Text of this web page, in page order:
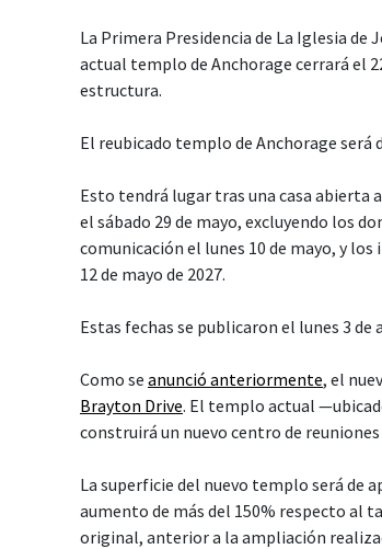
La Primera Presidencia de La Iglesia de
actual templo de Anchorage cerrará el
estructura.
El reubicado templo de Anchorage será
Esto tendrá lugar tras una casa abierta
el sábado 29 de mayo, excluyendo los
comunicación el lunes 10 de mayo, y
12 de mayo de 2027.
Estas fechas se publicaron el lunes 3 de
Como se anunció anteriormente, el
Brayton Drive. El templo actual
construirá un nuevo centro de
La superficie del nuevo templo será de
aumento de más del 150% respecto al
original, anterior a la ampliación